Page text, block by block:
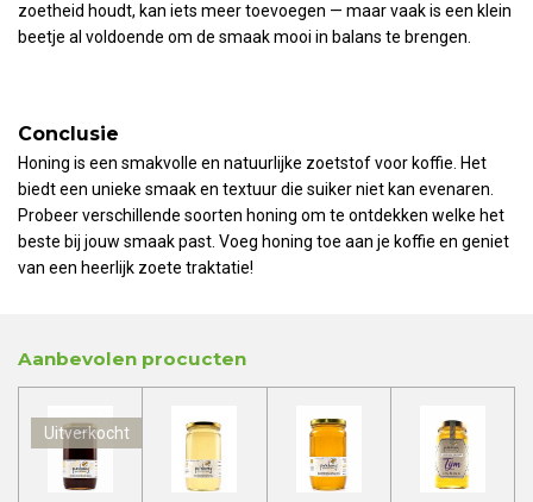
zoetheid houdt, kan iets meer toevoegen — maar vaak is een klein
beetje al voldoende om de smaak mooi in balans te brengen.
Conclusie
Honing is een smakvolle en natuurlijke zoetstof voor koffie. Het
biedt een unieke smaak en textuur die suiker niet kan evenaren.
Probeer verschillende soorten honing om te ontdekken welke het
beste bij jouw smaak past. Voeg honing toe aan je koffie en geniet
van een heerlijk zoete traktatie!
Aanbevolen procucten
Uitverkocht